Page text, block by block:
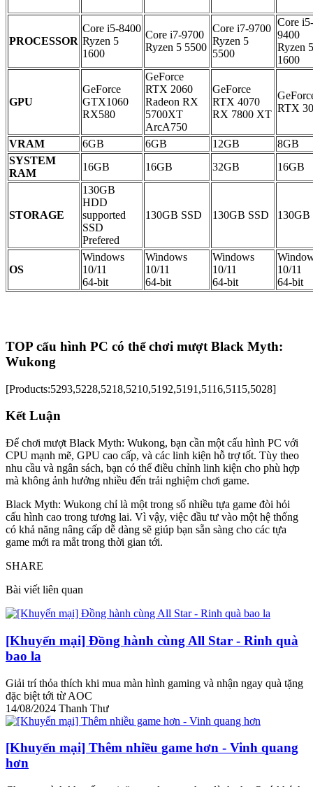
PROCESSOR
Core i5-8400
Ryzen 5
1600
Core i7-9700
Ryzen 5 5500
Core i7-9700
Ryzen 5
5500
Core i5-
9400
Ryzen 5
1600
GPU
GeForce
GTX1060
RX580
GeForce
RTX 2060
Radeon RX
5700XT
ArcA750
GeForce
RTX 4070
RX 7800 XT
RTX
VRAM 6GB 6GB 12GB
8GB
SYSTEM
RAM
16GB 16GB 32GB 16GB
STORAGE
130GB
HDD
supported
SSD
Prefered
130GB SSD 130GB SSD 130GB
OS
Windows
10/11
64-bit
Windows
10/11
64-bit
Windows
10/11
64-bit
10/11
64-bit
TOP cấu hình PC có thể chơi mượt Black Myth:
Wukong
[Products:5293,5228,5218,5210,5192,5191,5116,5115,5028]
Kết Luận
Để chơi mượt Black Myth: Wukong, bạn cần một cấu hình PC với
CPU mạnh mẽ, GPU cao cấp, và các linh kiện hỗ trợ tốt. Tùy theo
nhu cầu và ngân sách, bạn có thể điều chỉnh linh kiện cho phù hợp
mà không ảnh hưởng nhiều đến trải nghiệm chơi game.
Black Myth: Wukong chỉ là một trong số nhiều tựa game đòi hỏi
cấu hình cao trong tương lai. Vì vậy, việc đầu tư vào một hệ thống
có khả năng nâng cấp dễ dàng sẽ giúp bạn sẵn sàng cho các tựa
game mới ra mắt trong thời gian tới.
SHARE
Bài viết liên quan
[Khuyến mại] Đồng hành cùng All Star - Rinh quà
bao la
Giải trí thỏa thích khi mua màn hình gaming và nhận ngay quà tặng
đặc biệt tới từ AOC
14/08/2024 Thanh Thư
[Khuyến mại] Thêm nhiều game hơn - Vinh quang
hơn